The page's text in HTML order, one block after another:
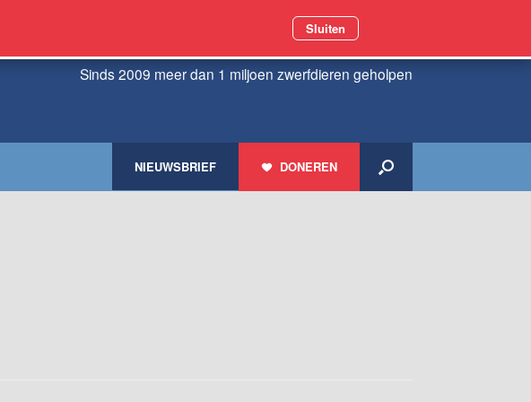
Sinds 2009 meer dan 1 miljoen zwerfdieren geholpen
DONEREN
NIEUWSBRIEF
Sluiten